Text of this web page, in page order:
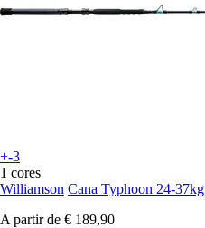
+-3
1 cores
Williamson Cana Typhoon 24-37kg
A partir de € 189,90